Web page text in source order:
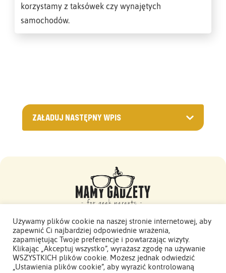
korzystamy z taksówek czy wynajętych
samochodów.
ZAŁADUJ NASTĘPNY WPIS
Mamy Gadżety -
2015 - 2026. Wszelkie prawa zastrzeżone.
Polityka Prywatności
Używamy plików cookie na naszej stronie internetowej, aby
zapewnić Ci najbardziej odpowiednie wrażenia,
zapamiętując Twoje preferencje i powtarzając wizyty.
Klikając „Akceptuj wszystko”, wyrażasz zgodę na używanie
WSZYSTKICH plików cookie. Możesz jednak odwiedzić
„Ustawienia plików cookie”, aby wyrazić kontrolowaną